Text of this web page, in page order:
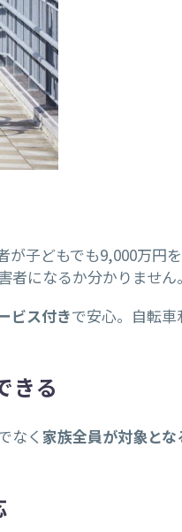
子どもでも9,000万円
になるか分かりません。
ビス付きで安心。自転
きる
なく 家族全員が対象とな